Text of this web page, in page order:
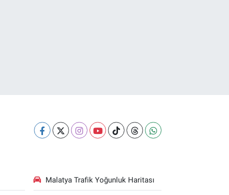
Malatya Trafik Yoğunluk Haritası